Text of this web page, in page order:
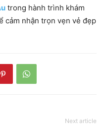
trong hành trình khám
cảm nhận trọn vẹn vẻ đẹp
Next article